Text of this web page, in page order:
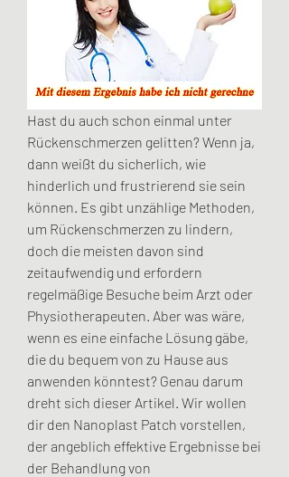
Hast du auch schon einmal unter
Rückenschmerzen gelitten? Wenn ja,
dann weißt du sicherlich, wie
hinderlich und frustrierend sie sein
können. Es gibt unzählige Methoden,
um Rückenschmerzen zu lindern,
doch die meisten davon sind
zeitaufwendig und erfordern
regelmäßige Besuche beim Arzt oder
Physiotherapeuten. Aber was wäre,
wenn es eine einfache Lösung gäbe,
die du bequem von zu Hause aus
anwenden könntest? Genau darum
dreht sich dieser Artikel. Wir wollen
dir den Nanoplast Patch vorstellen,
der angeblich effektive Ergebnisse bei
der Behandlung von